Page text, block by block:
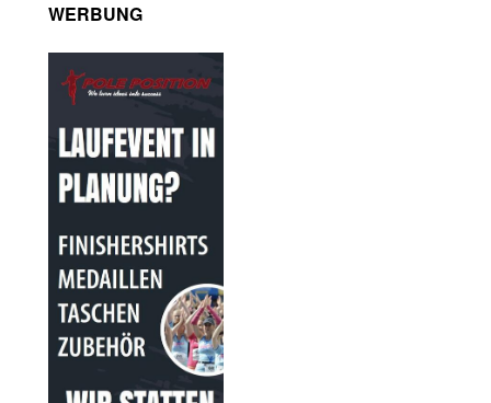
WERBUNG